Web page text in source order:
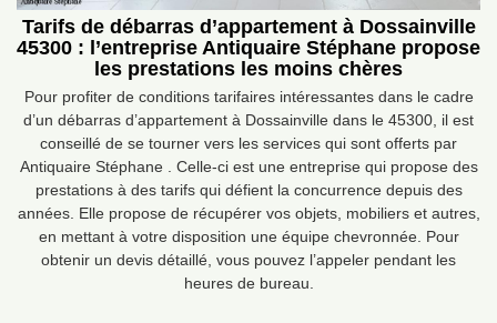
Tarifs de débarras d’appartement à Dossainville
45300 : l’entreprise Antiquaire Stéphane propose
les prestations les moins chères
Pour profiter de conditions tarifaires intéressantes dans le cadre
d’un débarras d’appartement à Dossainville dans le 45300, il est
conseillé de se tourner vers les services qui sont offerts par
Antiquaire Stéphane . Celle-ci est une entreprise qui propose des
prestations à des tarifs qui défient la concurrence depuis des
années. Elle propose de récupérer vos objets, mobiliers et autres,
en mettant à votre disposition une équipe chevronnée. Pour
obtenir un devis détaillé, vous pouvez l’appeler pendant les
heures de bureau.